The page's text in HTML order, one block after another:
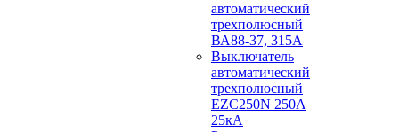
автоматический
трехполюсный
ВА88-37, 315А
Выключатель
автоматический
трехполюсный
EZC250N 250А
25кА